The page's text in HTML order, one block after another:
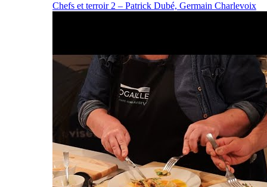
Chefs et terroir 2 – Patrick Dubé, Germain Charlevoix